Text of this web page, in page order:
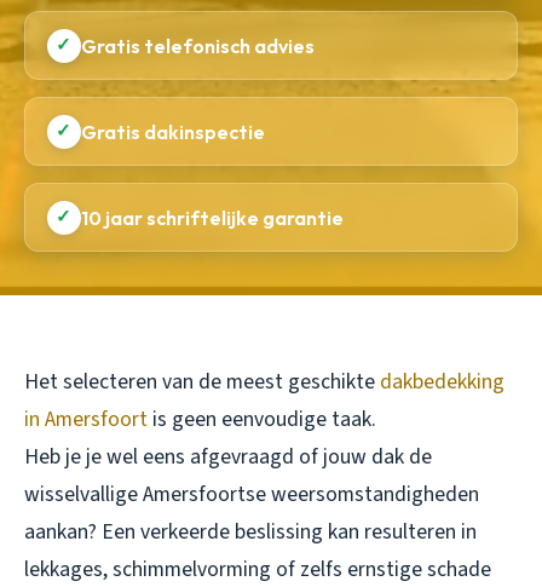
✓ Gratis telefonisch advies
✓ Gratis dakinspectie
✓ 10 jaar schriftelijke garantie
Het selecteren van de meest geschikte dakbedekking
in Amersfoort is geen eenvoudige taak.
Heb je je wel eens afgevraagd of jouw dak de
wisselvallige Amersfoortse weersomstandigheden
aankan? Een verkeerde beslissing kan resulteren in
lekkages, schimmelvorming of zelfs ernstige schade